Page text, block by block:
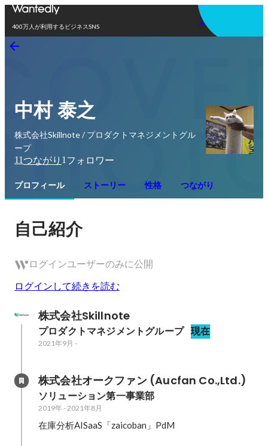
400万人が利用するビジネスSNS
アプリを使う
中村 泰之
株式会社Skillnote / プロダクトマネジメントグル
ープ
11つながり 1 フォロワー
プロフィール ストーリー 性格 つながり
自己紹介
ログインユーザーのみに公開
ログインして続きを読む
株式会社Skillnote
プロダクトマネジメントグループ 現在
2021年9月 -
株式会社オークファン (Aucfan Co.,Ltd.)
ソリューション第一事業部
2019年-2021年8月
在庫分析AISaaS「zaicoban」PdM